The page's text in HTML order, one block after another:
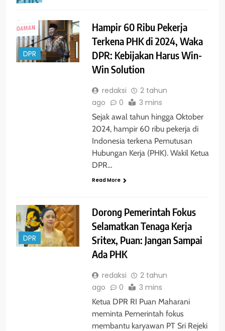
DPR
Hampir 60 Ribu Pekerja
Terkena PHK di 2024, Waka
DPR: Kebijakan Harus Win-
Win Solution
redaksi
2 tahun
ago
0 3 mins
Sejak awal tahun hingga Oktober
2024, hampir 60 ribu pekerja di
Indonesia terkena Pemutusan
Hubungan Kerja (PHK). Wakil Ketua
DPR…
Read More
DPR
Dorong Pemerintah Fokus
Selamatkan Tenaga Kerja
Sritex, Puan: Jangan Sampai
Ada PHK
redaksi
2 tahun
ago
0 3 mins
Ketua DPR RI Puan Maharani
meminta Pemerintah fokus
membantu karyawan PT Sri Rejeki